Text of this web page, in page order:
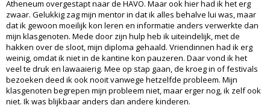
Atheneum overgestapt naar de HAVO. Maar ook hier had ik het erg
zwaar. Gelukkig zag mijn mentor in dat ik alles behalve lui was, maar
dat ik gewoon moeilijk kon leren en informatie anders verwerkte dan
mijn klasgenoten. Mede door zijn hulp heb ik uiteindelijk, met de
hakken over de sloot, mijn diploma gehaald. Vriendinnen had ik erg
weinig, omdat ik niet in de kantine kon pauzeren. Daar vond ik het
veel te druk en lawaaierig. Mee op stap gaan, de kroeg in of festivals
bezoeken deed ik ook nooit vanwege hetzelfde probleem. Mijn
klasgenoten begrepen mijn probleem niet, maar erger nog, ik zelf ook
niet. Ik was blijkbaar anders dan andere kinderen.